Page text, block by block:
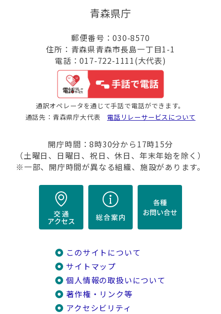
青森県庁
郵便番号：030-8570
住所：青森県青森市長島一丁目1-1
電話：017-722-1111(大代表)
通訳オペレータを通じて手話で電話ができます。
通話先：青森県庁大代表 電話リレーサービスについて
開庁時間：8時30分から17時15分
（土曜日、日曜日、祝日、休日、年末年始を除く）
※一部、開庁時間が異なる組織、施設があります。
このサイトについて
サイトマップ
個人情報の取扱いについて
著作権・リンク等
アクセシビリティ